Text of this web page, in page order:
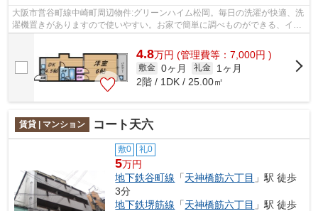
大阪市営谷町線中崎町周辺物件:グリーンハイム松岡。毎日の洗濯が快適、洗
濯機置きがありますので使いやすい。お家で簡単に調べものができる、イン
4.8万円 (管理費等：7,000円 )
敷金 0ヶ月 礼金
1ヶ月
2階 / 1DK / 25.00㎡
賃貸 | マンション コート天六
敷0 礼0
5万円
地下鉄谷町線 「天神橋筋六丁目 」駅 徒歩
3分
地下鉄堺筋線 「天神橋筋六丁目 」駅 徒歩